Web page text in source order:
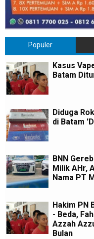
Populer
Kasus
Batam
Diduga
di Batam
BNN
Milik AHr,
Nama PT
Hakim PN
- Beda,
Azzah
Bulan